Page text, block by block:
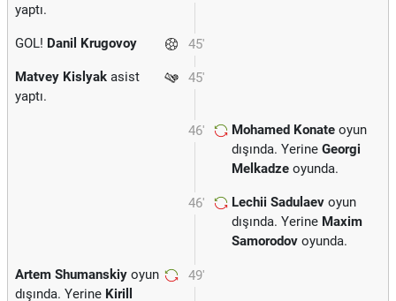
yaptı.
45'
GOL! Danil Krugovoy
45'
Matvey Kislyak asist
yaptı.
46' Mohamed Konate oyun
dışında. Yerine Georgi
Melkadze oyunda.
46' Lechii Sadulaev oyun
dışında. Yerine Maxim
Samorodov oyunda.
49'
Artem Shumanskiy oyun
dışında. Yerine Kirill